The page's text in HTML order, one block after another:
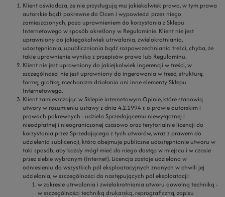
Klient oświadcza, że nie przysługują mu jakiekolwiek prawa, w tym prawa
autorskie bądź pokrewne do Ocen i wypowiedzi przez niego
zamieszczonych, poza uprawnieniem do korzystania z Sklepu
Internetowego w sposób określony w Regulaminie. Klient nie jest
uprawniony do jakiegokolwiek utrwalania, zwielokrotniania,
udostępniania, upubliczniania bądź rozpowszechniania treści, chyba, że
takie uprawnienie wynika z przepisów prawa lub Regulaminu.
Klient nie jest uprawniony do jakiejkolwiek ingerencji w treści, w
szczególności nie jest uprawniony do ingerowania w treść, strukturę,
formę, grafikę, mechanizm działania ani inne elementy Sklepu
Internetowego.
Klient zamieszczając w Sklepie internetowym Opinie, które stanowią
utwory w rozumieniu ustawy z dnia 4.2.1994 r. o prawie autorskim i
prawach pokrewnych - udziela Sprzedającemu niewyłącznej i
nieodpłatnej i nieograniczonej czasowo oraz terytorialnie licencji do
korzystania przez Sprzedającego z tych utworów, wraz z prawem do
udzielenia sublicencji, która obejmuje publiczne udostępnianie utworu w
taki sposób, aby każdy mógł mieć do niego dostęp w miejscu i w czasie
przez siebie wybranym (Internet). Licencja zostaje udzielona w
odniesieniu do wszystkich pól eksploatacyjnych znanych w chwili jej
udzielania, w szczególności do następujących pól eksploatacji:
w zakresie utrwalania i zwielokrotniania utworu dowolną techniką -
w szczególności techniką drukarską, reprograficzną, zapisu